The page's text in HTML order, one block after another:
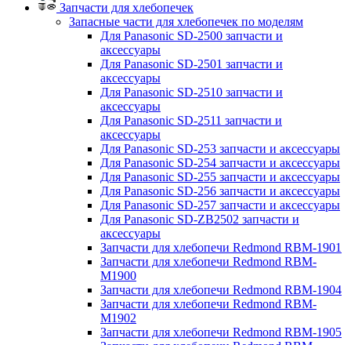
Запчасти для хлебопечек
Запасные части для хлебопечек по моделям
Для Panasonic SD-2500 запчасти и
аксессуары
Для Panasonic SD-2501 запчасти и
аксессуары
Для Panasonic SD-2510 запчасти и
аксессуары
Для Panasonic SD-2511 запчасти и
аксессуары
Для Panasonic SD-253 запчасти и аксессуары
Для Panasonic SD-254 запчасти и аксессуары
Для Panasonic SD-255 запчасти и аксессуары
Для Panasonic SD-256 запчасти и аксессуары
Для Panasonic SD-257 запчасти и аксессуары
Для Panasonic SD-ZB2502 запчасти и
аксессуары
Запчасти для хлебопечи Redmond RBM-1901
Запчасти для хлебопечи Redmond RBM-
M1900
Запчасти для хлебопечи Redmond RBM-1904
Запчасти для хлебопечи Redmond RBM-
M1902
Запчасти для хлебопечи Redmond RBM-1905